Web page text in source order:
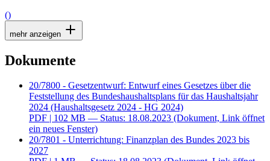
()
mehr anzeigen
Dokumente
20/7800 - Gesetzentwurf: Entwurf eines Gesetzes über die
Feststellung des Bundeshaushaltsplans für das Haushaltsjahr
2024 (Haushaltsgesetz 2024 - HG 2024)
PDF | 102 MB — Status: 18.08.2023 (Dokument, Link öffnet
ein neues Fenster)
20/7801 - Unterrichtung: Finanzplan des Bundes 2023 bis
2027